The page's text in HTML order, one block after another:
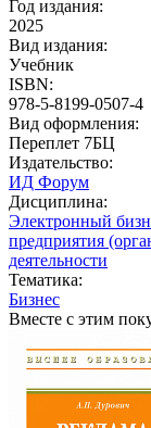
Год издания:
2025
Вид издания:
Учебник
ISBN:
978-5-8199-0507-4
Вид оформления:
Переплет 7БЦ
Издательство:
ИД Форум
Дисциплина:
Электронный
предприятия
деятельности
Тематика:
Бизнес
Вместе с этим